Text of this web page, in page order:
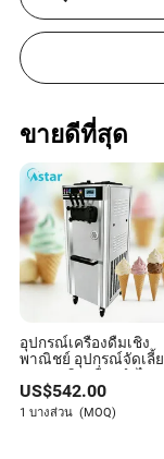
ควรใช้ผลิตภัณฑ์ที่
เสียหายทางเคมีที่อ
ของเครื่องจักรที่ดี
ฉันจะวัดความสำเ
ความสำเร็จของแ
วัดประสิทธิภาพห
เกี่ยวข้องกับการบำ
เครื่องจักรที่ยาวนา
ขายดีที่สุด
อุปกรณ์เครื่องดื่มเชิง
พาณิชย์ อุปกรณ์จัดเลี้
3 รสชาติ เครื่องทำไอศก
รีมซอฟต์
US$542.00
1 บางส่วน (MOQ)